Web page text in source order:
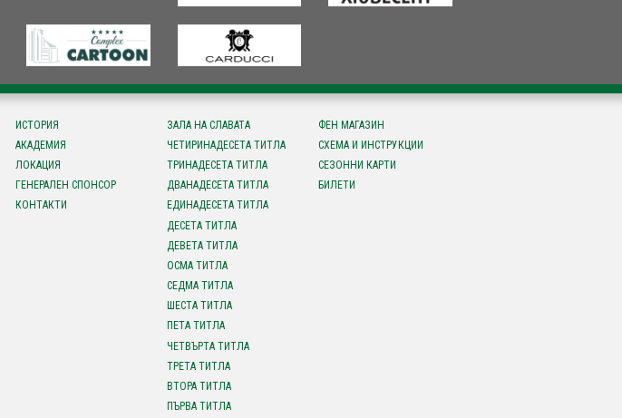
ИСТОРИЯ
АКАДЕМИЯ
ЛОКАЦИЯ
ГЕНЕРАЛЕН СПОНСОР
КОНТАКТИ
ЗАЛА НА СЛАВАТА
ЧЕТИРИНАДЕСЕТА ТИТЛА
ТРИНАДЕСЕТА ТИТЛА
ДВАНАДЕСЕТА ТИТЛА
ЕДИНАДЕСЕТА ТИТЛА
ДЕСЕТА ТИТЛА
ДЕВЕТА ТИТЛА
ОСМА ТИТЛА
СЕДМА ТИТЛА
ШЕСТА ТИТЛА
ПЕТА ТИТЛА
ЧЕТВЪРТА ТИТЛА
ТРЕТА ТИТЛА
ВТОРА ТИТЛА
ПЪРВА ТИТЛА
ФЕН МАГАЗИН
СХЕМА И ИНСТРУКЦИИ
СЕЗОННИ КАРТИ
БИЛЕТИ